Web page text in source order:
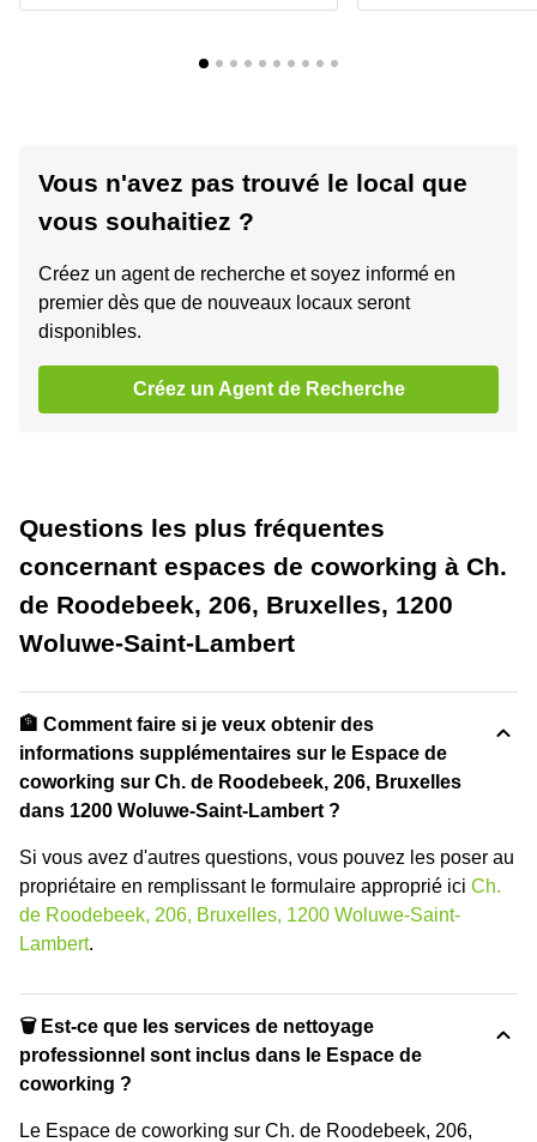
Vous n'avez pas trouvé le local que
vous souhaitiez ?
Créez un agent de recherche et soyez informé en
premier dès que de nouveaux locaux seront
disponibles.
Créez un Agent de Recherche
Questions les plus fréquentes
concernant espaces de coworking à Ch.
de Roodebeek, 206, Bruxelles, 1200
Woluwe-Saint-Lambert
🏦 Comment faire si je veux obtenir des
informations supplémentaires sur le Espace de
coworking sur Ch. de Roodebeek, 206, Bruxelles
dans 1200 Woluwe-Saint-Lambert ?
Si vous avez d'autres questions, vous pouvez les poser au
propriétaire en remplissant le formulaire approprié ici Ch.
de Roodebeek, 206, Bruxelles, 1200 Woluwe-Saint-
Lambert.
🗑 Est-ce que les services de nettoyage
professionnel sont inclus dans le Espace de
coworking ?
Le Espace de coworking sur Ch. de Roodebeek, 206,